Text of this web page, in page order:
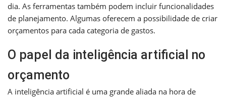
dia. As ferramentas também podem incluir funcionalidades
de planejamento. Algumas oferecem a possibilidade de criar
orçamentos para cada categoria de gastos.
O papel da inteligência artificial no
orçamento
A inteligência artificial é uma grande aliada na hora de